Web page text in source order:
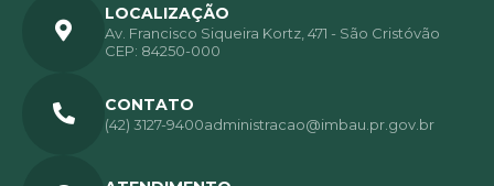
LOCALIZAÇÃO
Av. Francisco Siqueira Kortz, 471 - São Cristóvão
CEP: 84250-000
CONTATO
(42) 3127-9400administracao@imbau.pr.gov.br